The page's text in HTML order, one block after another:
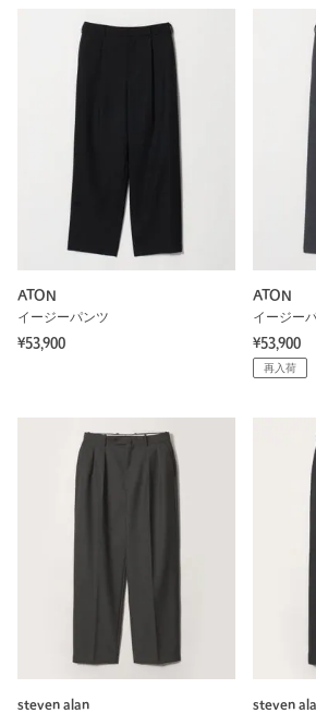
ATON
イージーパンツ
¥53,900
ATON
イージー
¥53,900
再入荷
steven alan
steven